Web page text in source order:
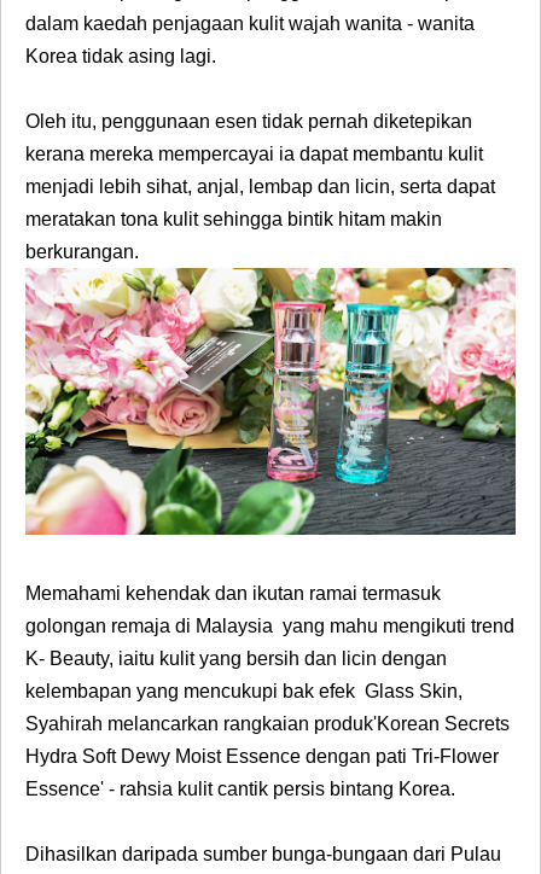
dalam kaedah penjagaan kulit wajah wanita - wanita
Korea tidak asing lagi.
Oleh itu, penggunaan esen tidak pernah diketepikan
kerana mereka mempercayai ia dapat membantu kulit
menjadi lebih sihat, anjal, lembap dan licin, serta dapat
meratakan tona kulit sehingga bintik hitam makin
berkurangan.
Memahami kehendak dan ikutan ramai termasuk
golongan remaja di Malaysia yang mahu mengikuti trend
K- Beauty, iaitu kulit yang bersih dan licin dengan
kelembapan yang mencukupi bak efek Glass Skin,
Syahirah melancarkan rangkaian produk'Korean Secrets
Hydra Soft Dewy Moist Essence dengan pati Tri-Flower
Essence' - rahsia kulit cantik persis bintang Korea.
Dihasilkan daripada sumber bunga-bungaan dari Pulau